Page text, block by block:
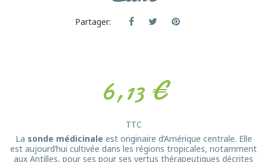
Partager:
6,13 €
TTC
La sonde médicinale est originaire d’Amérique centrale. Elle
est aujourd’hui cultivée dans les régions tropicales, notamment
aux Antilles, pour ses pour ses vertus thérapeutiques décrites